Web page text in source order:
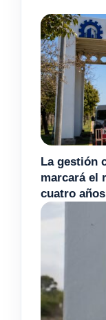
La gestión
marcará el
cuatro